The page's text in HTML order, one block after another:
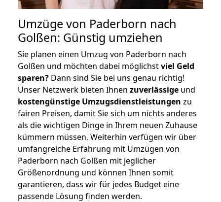
Umzüge von Paderborn nach
Golßen: Günstig umziehen
Sie planen einen Umzug von Paderborn nach
Golßen und möchten dabei möglichstviel Geld
sparen? Dann sind Sie bei uns genau richtig!
Unser Netzwerk bieten Ihnen zuverlässige und
kostengünstige Umzugsdienstleistungen zu
fairen Preisen, damit Sie sich um nichts anderes
als die wichtigen Dinge in Ihrem neuen Zuhause
kümmern müssen. Weiterhin verfügen wir über
umfangreiche Erfahrung mit Umzügen von
Paderborn nach Golßen mit jeglicher
Größenordnung und können Ihnen somit
garantieren, dass wir für jedes Budget eine
passende Lösung finden werden.